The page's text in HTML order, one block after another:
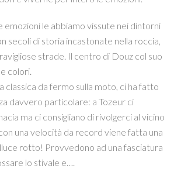
emozioni le abbiamo vissute nei dintorni
secoli di storia incastonate nella roccia,
strade. Il centro di Douz col suo
colori.
classica da fermo sulla moto, ci ha fatto
davvero particolare: a Tozeur ci
ma ci consigliano di rivolgerci al vicino
una velocità da record viene fatta una
rotto! Provvedono ad una fasciatura
lo stivale e….